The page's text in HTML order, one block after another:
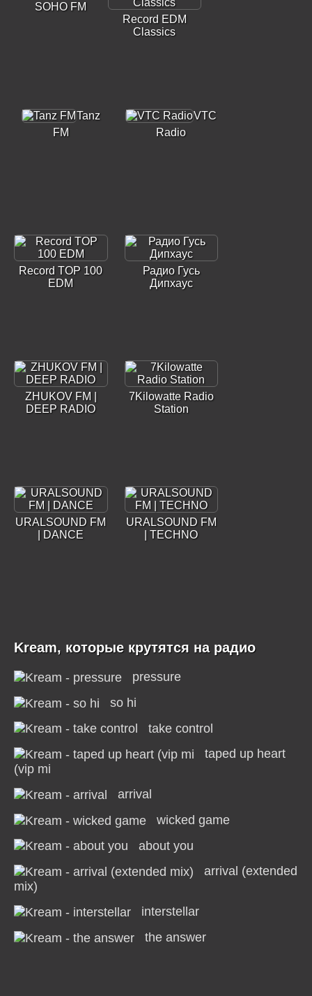
SOHO FM
Record EDM
Classics
Tanz
FM
VTC
Radio
Record TOP 100
EDM
Радио Гусь
Дипхаус
ZHUKOV FM |
DEEP RADIO
7Kilowatte Radio
Station
URALSOUND FM
| DANCE
URALSOUND FM
| TECHNO
Kream, которые крутятся на радио
pressure
so hi
take control
taped up heart
(vip mi
arrival
wicked game
about you
arrival (extended
mix)
interstellar
the answer